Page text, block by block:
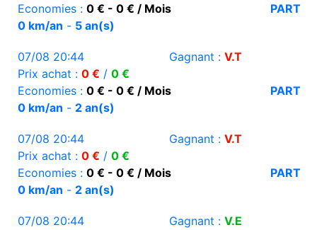
Economies : 0 € - 0 € / Mois
PART
0 km/an - 5 an(s)
07/08 20:44 Gagnant : V.T
Prix achat : 0 € / 0 €
Economies : 0 € - 0 € / Mois
PART
0 km/an - 2 an(s)
07/08 20:44 Gagnant : V.T
Prix achat : 0 € / 0 €
Economies : 0 € - 0 € / Mois
PART
0 km/an - 2 an(s)
07/08 20:44 Gagnant : V.E